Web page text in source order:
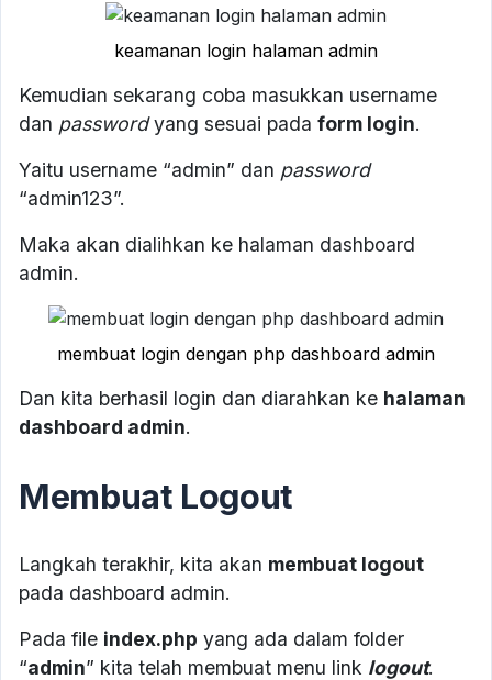
keamanan login halaman admin
Kemudian sekarang coba masukkan username
dan passwordyang sesuai pada form login.
Yaitu username “admin” dan password
“admin123”.
Maka akan dialihkan ke halaman dashboard
admin.
membuat login dengan php dashboard admin
Dan kita berhasil login dan diarahkan ke halaman
dashboard admin.
Membuat Logout
Langkah terakhir, kita akan membuat logout
pada dashboard admin.
Pada file index.php yang ada dalam folder
“admin” kita telah membuat menu link logout.